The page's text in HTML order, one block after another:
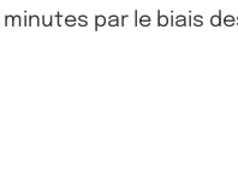
par le biais